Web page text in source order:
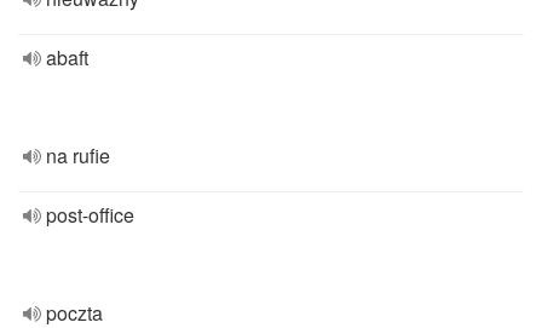
abaft
na rufie
post-office
poczta